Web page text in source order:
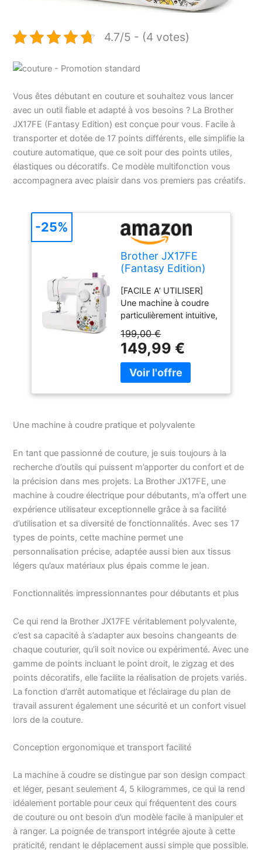
4.7/5 - (4 votes)
Vous êtes débutant en couture et souhaitez vous lancer
avec un outil fiable et adapté à vos besoins ? La Brother
JX17FE (Fantasy Edition) est conçue pour vous. Facile à
transporter et dotée de 17 points différents, elle simplifie la
couture automatique, que ce soit pour des points utiles,
élastiques ou décoratifs. Ce modèle multifonction vous
accompagnera avec plaisir dans vos premiers pas créatifs.
Brother JX17FE
(Fantasy Edition)
électrique pour
Débutants,
Portable, 17 Points
différents, Couture
automatique, points
utiles, élastiques et
décoratifs,
Multifonction
[FACILE A’ UTILISER]
Une machine à coudre
particulièrement intuitive,
maniable. Idéale pour les
débutants et les
passionnés de couture
[SUPER COMPLETE] 17
points stretch,
réglage de la
boutonnière, gestion de
la position de l’aiguille,
point zigzag et réglage
de la tension du fil
[SPECIALE TISSUS
EPAIS] Equipée de
double levée du pied de
biche, plaque en métal,
robuste crochet rotatif,
moteur puissant, 6 rangs
pratique plan de travail
caractéristiques
importantes assurent
une couture parfaite soit
sur les tissus légers
qu’épais comme le Jeans
[ROBUSTE, PRATIQUE
ET MANIABLE] Châssis
en robuste métal et
coque de la machine à
transporter aisément.
Idéale pour les cours de
couture simples ou
créatifs. Avec la machine
à coudre Brother JX17FE
en Edition Limitée, tout
travail de couture et
199,00 €
149,99 €
-25%
Une machine à coudre pratique et polyvalente
En tant que passionné de couture, je suis toujours à la
recherche d’outils qui puissent m’apporter du confort et de
la précision dans mes projets. La Brother JX17FE, une
machine à coudre électrique pour débutants, m’a offert une
expérience utilisateur exceptionnelle grâce à sa facilité
d’utilisation et sa diversité de fonctionnalités. Avec ses 17
types de points, cette machine permet une
personnalisation précise, adaptée aussi bien aux tissus
légers qu’aux matériaux plus épais comme le jean.
Fonctionnalités impressionnantes pour débutants et plus
Ce qui rend la Brother JX17FE véritablement polyvalente,
c’est sa capacité à s’adapter aux besoins changeants de
chaque couturier, qu’il soit novice ou expérimenté. Avec une
gamme de points incluant le point droit, le zigzag et des
points décoratifs, elle facilite la réalisation de projets variés.
La fonction d’arrêt automatique et l’éclairage du plan de
travail assurent également une sécurité et un confort visuel
lors de la couture.
Conception ergonomique et transport facilité
La machine à coudre se distingue par son design compact
et léger, pesant seulement 4, 5 kilogrammes, ce qui la rend
idéalement portable pour ceux qui fréquentent des cours
de couture ou ont besoin d’un modèle facile à manipuler et
à ranger. La poignée de transport intégrée ajoute à cette
praticité, rendant le déplacement aussi simple que possible.